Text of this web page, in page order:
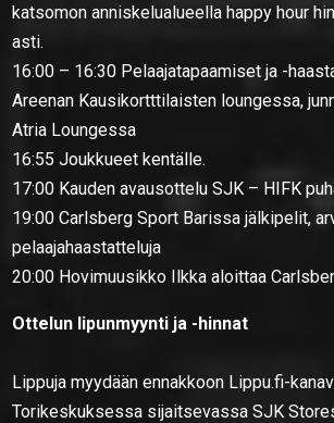
katsomon anniskelualueella happy hour
asti.
16:00 – 16:30 Pelaajatapaamiset ja -
Areenan Kausikortttilaisten loungessa,
Atria Loungessa
16:55 Joukkueet kentälle.
17:00 Kauden avausottelu SJK – HIFK
19:00 Carlsberg Sport Barissa jälkipelit,
pelaajahaastatteluja
20:00 Hovimuusikko Ilkka aloittaa
Ottelun lipunmyynti ja -hinnat
Lippuja myydään ennakkoon Lippu.fi-
Torikeskuksessa sijaitsevassa SJK